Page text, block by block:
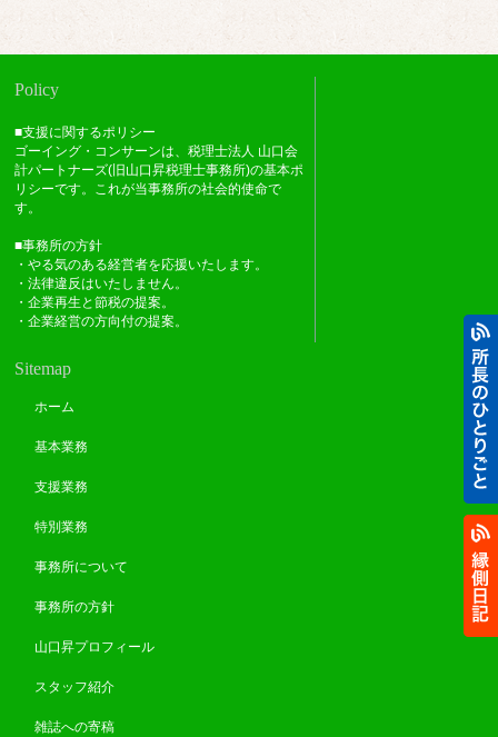
Policy
■支援に関するポリシー
ゴーイング・コンサーンは、税理士法人 山口会
計パートナーズ(旧山口昇税理士事務所)の基本ポ
リシーです。これが当事務所の社会的使命で
す。
■事務所の方針
・やる気のある経営者を応援いたします。
・法律違反はいたしません。
・企業再生と節税の提案。
・企業経営の方向付の提案。
Sitemap
ホーム
基本業務
支援業務
特別業務
事務所について
事務所の方針
山口昇プロフィール
スタッフ紹介
雑誌への寄稿